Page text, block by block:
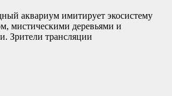
аквариум имитирует экосистему
мистическими деревьями и
Зрители трансляции